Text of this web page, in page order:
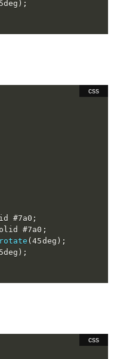
) ;
#7a0 ;
#7a0 ;
rotate (45deg ) ;
) ;